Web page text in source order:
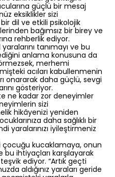
güçlü bir mesaj
eksiklikler sizi
dil ve etkili psikolojik
bağımsız bir birey ve
rehberlik ediyor.
tanımayı ve bu
anlama konusuna da
merhemi
acıları kabullenmenin
onararak daha güçlü, sevgi
gösteriyor.
ne kadar zor deneyimler
sizi
hikâyenizi yeniden
daha sağlıklı bir
yaralarınızı iyileştirmeniz
çocuğu kucaklamaya, onun
ihtiyaçları karşılayarak
ediyor. “Artık geçti
aldığınız yaraları geride